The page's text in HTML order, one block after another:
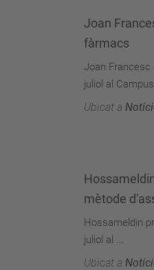
Joan
fàrmacs
Joan Francesc
juliol al
Ubicat a
mètode
Hossameldin
juliol al ...
Ubicat a